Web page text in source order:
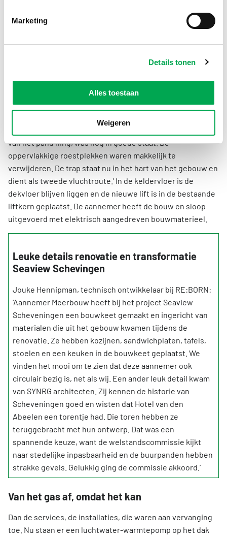
Marketing
Details tonen
Alles toestaan
Weigeren
Hergebruikte trap
hergebruikt. ‘De metalen spiltrap die aan de achtergevel
van het pand hing, was nog in goede staat. De
oppervlakkige roestplekken waren makkelijk te
verwijderen. De trap staat nu in het hart van het gebouw en
dient als tweede vluchtroute.’ In de keldervloer is de
dekvloer blijven liggen en de nieuwe lift is in de bestaande
liftkern geplaatst. De aannemer heeft de bouw en sloop
uitgevoerd met elektrisch aangedreven bouwmaterieel.
Leuke details renovatie en transformatie
Seaview Schevingen
Jouke Hennipman, technisch ontwikkelaar bij RE:BORN:
‘Aannemer Meerbouw heeft bij het project Seaview
Scheveningen een bouwkeet gemaakt en ingericht van
materialen die uit het gebouw kwamen tijdens de
renovatie. Ze hebben kozijnen, sandwichplaten, tafels,
stoelen en een keuken in de bouwkeet geplaatst. We
vinden het mooi om te zien dat deze aannemer ook
circulair bezig is, net als wij. Een ander leuk detail kwam
van SYNRG architecten. Zij kennen de historie van
Scheveningen goed en wisten dat Hotel van den
Abeelen een torentje had. Die toren hebben ze
teruggebracht met hun ontwerp. Dat was een
spannende keuze, want de welstandscommissie kijkt
naar stedelijke inpasbaarheid en de buurpanden hebben
strakke gevels. Gelukkig ging de commissie akkoord.’
Van het gas af, omdat het kan
Dan de services, de installaties, die waren aan vervanging
toe. Nu staan er een luchtwater-warmtepomp op het dak